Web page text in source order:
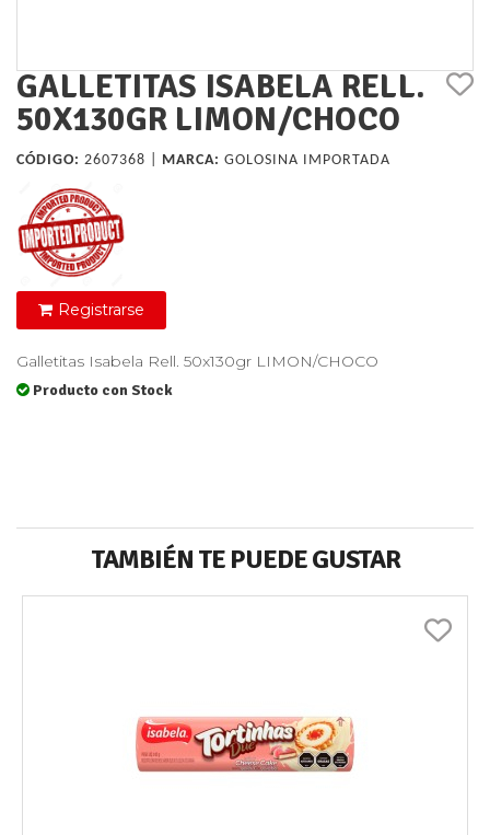
GALLETITAS ISABELA RELL.
50X130GR LIMON/CHOCO
CÓDIGO: 2607368 | MARCA: GOLOSINA IMPORTADA
Registrarse
Galletitas Isabela Rell. 50x130gr LIMON/CHOCO
Producto con Stock
TAMBIÉN TE PUEDE GUSTAR